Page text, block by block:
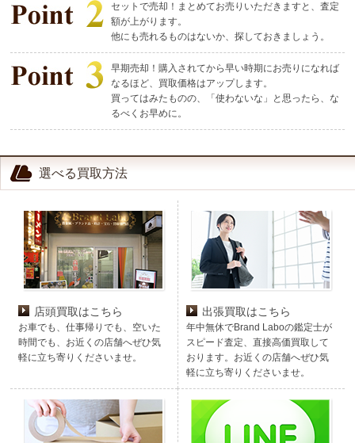
セットで売却！まとめてお売りいただきますと、査定
額が上がります。
他にも売れるものはないか、探しておきましょう。
早期売却！購入されてから早い時期にお売りになれば
なるほど、買取価格はアップします。
買ってはみたものの、「使わないな」と思ったら、な
るべくお早めに。
選べる買取方法
店頭買取はこちら
お車でも、仕事帰りでも、空いた
時間でも、お近くの店舗へぜひ気
軽に立ち寄りくださいませ。
出張買取はこちら
年中無休でBrand Laboの鑑定士が
スピード査定、直接高価買取して
おります。お近くの店舗へぜひ気
軽に立ち寄りくださいませ。